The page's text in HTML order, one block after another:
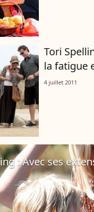
Tori
la fatigue
4 juillet 2011
: Avec ses